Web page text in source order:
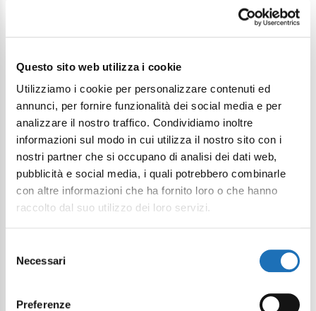
Questo sito web utilizza i cookie
Utilizziamo i cookie per personalizzare contenuti ed
annunci, per fornire funzionalità dei social media e per
analizzare il nostro traffico. Condividiamo inoltre
informazioni sul modo in cui utilizza il nostro sito con i
nostri partner che si occupano di analisi dei dati web,
pubblicità e social media, i quali potrebbero combinarle
con altre informazioni che ha fornito loro o che hanno
raccolto dal suo utilizzo dei loro servizi.
delNecessari
Preferenze
Continua a esplorare
Il tuo viaggio digitale dentro Cesenatico